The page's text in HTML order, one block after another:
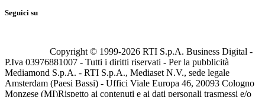
Seguici su
Copyright © 1999-2026 RTI S.p.A. Business Digital -
P.Iva 03976881007 - Tutti i diritti riservati - Per la pubblicità
Mediamond S.p.A. - RTI S.p.A., Mediaset N.V., sede legale
Amsterdam (Paesi Bassi) - Uffici Viale Europa 46, 20093 Cologno
Monzese (MI)Rispetto ai contenuti e ai dati personali trasmessi e/o